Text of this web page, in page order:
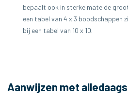
bepaalt ook in sterke mate de
een tabel van 4 x 3 boodschappen
bij een tabel van 10 x 10.
Aanwijzen met